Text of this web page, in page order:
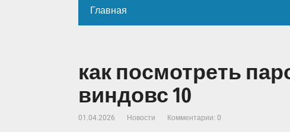
Главная
как посмотреть
виндовс 10
01.04.2026 Новости Комментарии: 0